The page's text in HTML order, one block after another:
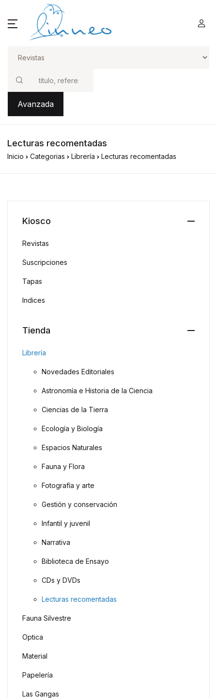
Buscar
Avanzada
Lecturas recomentadas
Inicio Categorias Librería Lecturas recomentadas
Kiosco
Revistas
Suscripciones
Tapas
Indices
Tienda
Librería
Novedades Editoriales
Astronomía e Historia de la Ciencia
Ciencias de la Tierra
Ecología y Biología
Espacios Naturales
Fauna y Flora
Fotografía y arte
Gestión y conservación
Infantil y juvenil
Narrativa
Biblioteca de Ensayo
CDs y DVDs
Lecturas recomentadas
Fauna Silvestre
Optica
Material
Papelería
Las Gangas